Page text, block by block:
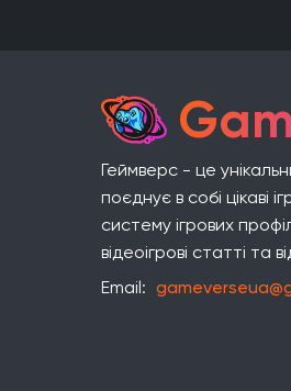
Геймверс - це
поєднує в собі цікаві
систему ігрових
відеоігрові статті та
Email: